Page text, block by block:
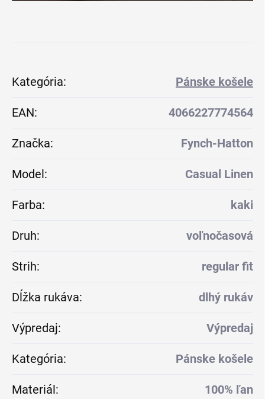
Kategória: Pánske košele
EAN: 4066227774564
Značka: Fynch-Hatton
Model: Casual Linen
Farba: kaki
Druh: voľnočasová
Strih: regular fit
Dĺžka rukáva: dlhý rukáv
Výpredaj: Výpredaj
Kategória: Pánske košele
Materiál: 100% ľan